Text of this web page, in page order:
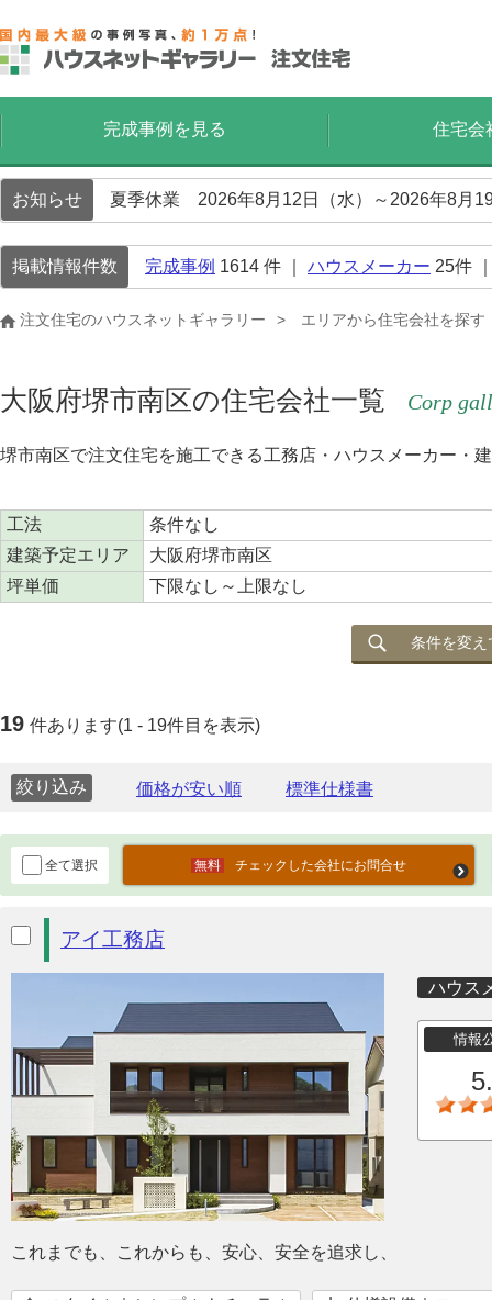
完成事例を見る 住宅会
お知らせ 夏季休業 2026年8月12日（水）～2026年8月
掲載情報件数 完成事例 1614 件 ｜ ハウスメーカー 25件
注文住宅のハウスネットギャラリー エリアから住宅会社を探す
大阪府堺市南区の住宅会社一覧 Corp
堺市南区で注文住宅を施工できる工務店・ハウスメーカー・
工法
条件なし
建築予定エリア
大阪府堺市南区
坪単価
下限なし～上限なし
条件を変え
19 件あります(1 - 19件目を表示)
絞り込み
全て選択 チェックした会社にお問合せ
アイ工務店
ハウス
情報
これまでも、これからも、安心、安全を追求し、